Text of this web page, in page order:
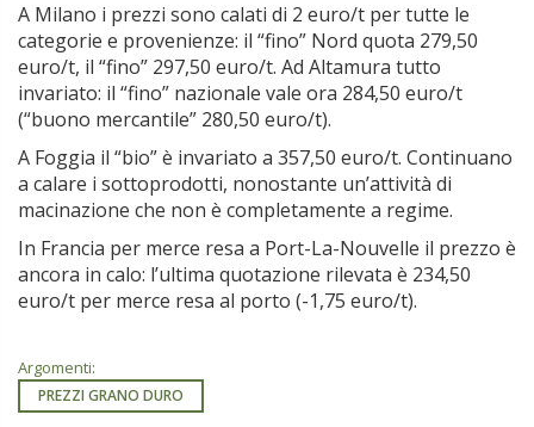
A Milano i prezzi sono calati di 2 euro/t per tutte le
categorie e provenienze: il “fino” Nord quota 279,50
euro/t, il “fino” 297,50 euro/t. Ad Altamura tutto
invariato: il “fino” nazionale vale ora 284,50 euro/t
(“buono mercantile” 280,50 euro/t).
A Foggia il “bio” è invariato a 357,50 euro/t. Continuano
a calare i sottoprodotti, nonostante un’attività di
macinazione che non è completamente a regime.
In Francia per merce resa a Port-La-Nouvelle il prezzo è
ancora in calo: l’ultima quotazione rilevata è 234,50
euro/t per merce resa al porto (-1,75 euro/t).
Argomenti:
PREZZI GRANO DURO